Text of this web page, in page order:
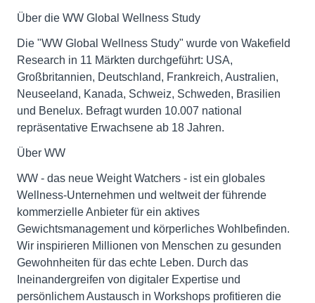
Über die WW Global Wellness Study
Die "WW Global Wellness Study" wurde von Wakefield
Research in 11 Märkten durchgeführt: USA,
Großbritannien, Deutschland, Frankreich, Australien,
Neuseeland, Kanada, Schweiz, Schweden, Brasilien
und Benelux. Befragt wurden 10.007 national
repräsentative Erwachsene ab 18 Jahren.
Über WW
WW - das neue Weight Watchers - ist ein globales
Wellness-Unternehmen und weltweit der führende
kommerzielle Anbieter für ein aktives
Gewichtsmanagement und körperliches Wohlbefinden.
Wir inspirieren Millionen von Menschen zu gesunden
Gewohnheiten für das echte Leben. Durch das
Ineinandergreifen von digitaler Expertise und
persönlichem Austausch in Workshops profitieren die